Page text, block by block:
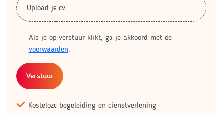
Upload je cv
Als je op verstuur klikt, ga je akkoord met de
voorwaarden.
Verstuur
Kosteloze begeleiding en dienstverlening